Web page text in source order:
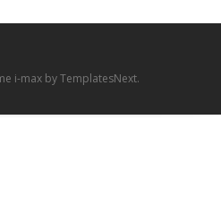
i-max by TemplatesNext.